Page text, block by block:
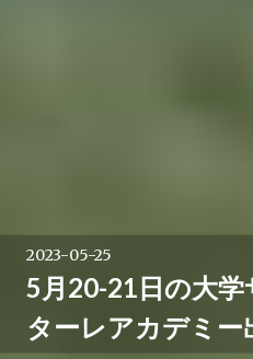
2023-05-25
5月20-21日の大
ターレアカデミー